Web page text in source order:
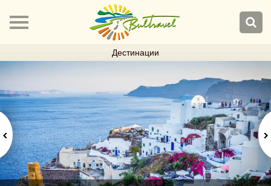
Дестинации